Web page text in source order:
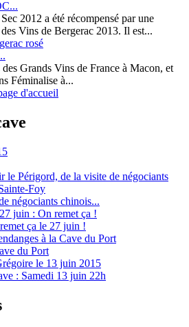
2012 a été récompensé par une
Vins de Bergerac 2013. Il est...
Grands Vins de France à Macon, et
Féminalise à...
négociants chinois...
ça le 27 juin !
du Port
: Samedi 13 juin 22h